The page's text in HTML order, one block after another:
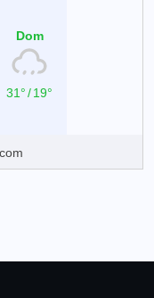
Dom
31°/19°